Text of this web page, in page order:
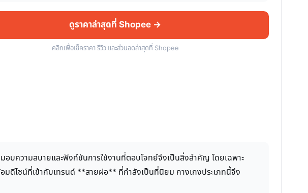
ดูราคาล่าสุดที่ Shopee →
คลิกเพื่อเช็คราคา รีวิว และส่วนลดล่าสุดที่ Shopee
ความสบายและฟังก์ชันการใช้งานที่ตอบโจทย์จึงเป็นสิ่งสำคัญ โดยเฉพาะ
ไซน์ที่เข้ากับเทรนด์ **สายฝอ** ที่กำลังเป็นที่นิยม กางเกงประเภทนี้จึง